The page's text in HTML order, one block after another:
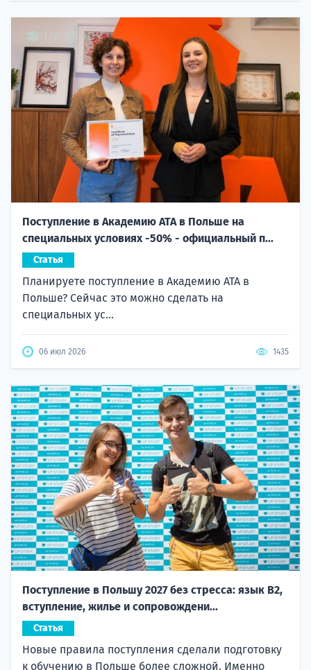
Поступление в Академию ATA в Польше на
специальных условиях -50% - официальный п...
Статья
Планируете поступление в Академию ATA в
Польше? Сейчас это можно сделать на
специальных ус...
06 июл 2026 1435
Поступление в Польшу 2027 без стресса: язык B2,
вступление, жилье и сопровождени...
Статья
Новые правила поступления сделали подготовку
к обучению в Польше более сложной. Именно